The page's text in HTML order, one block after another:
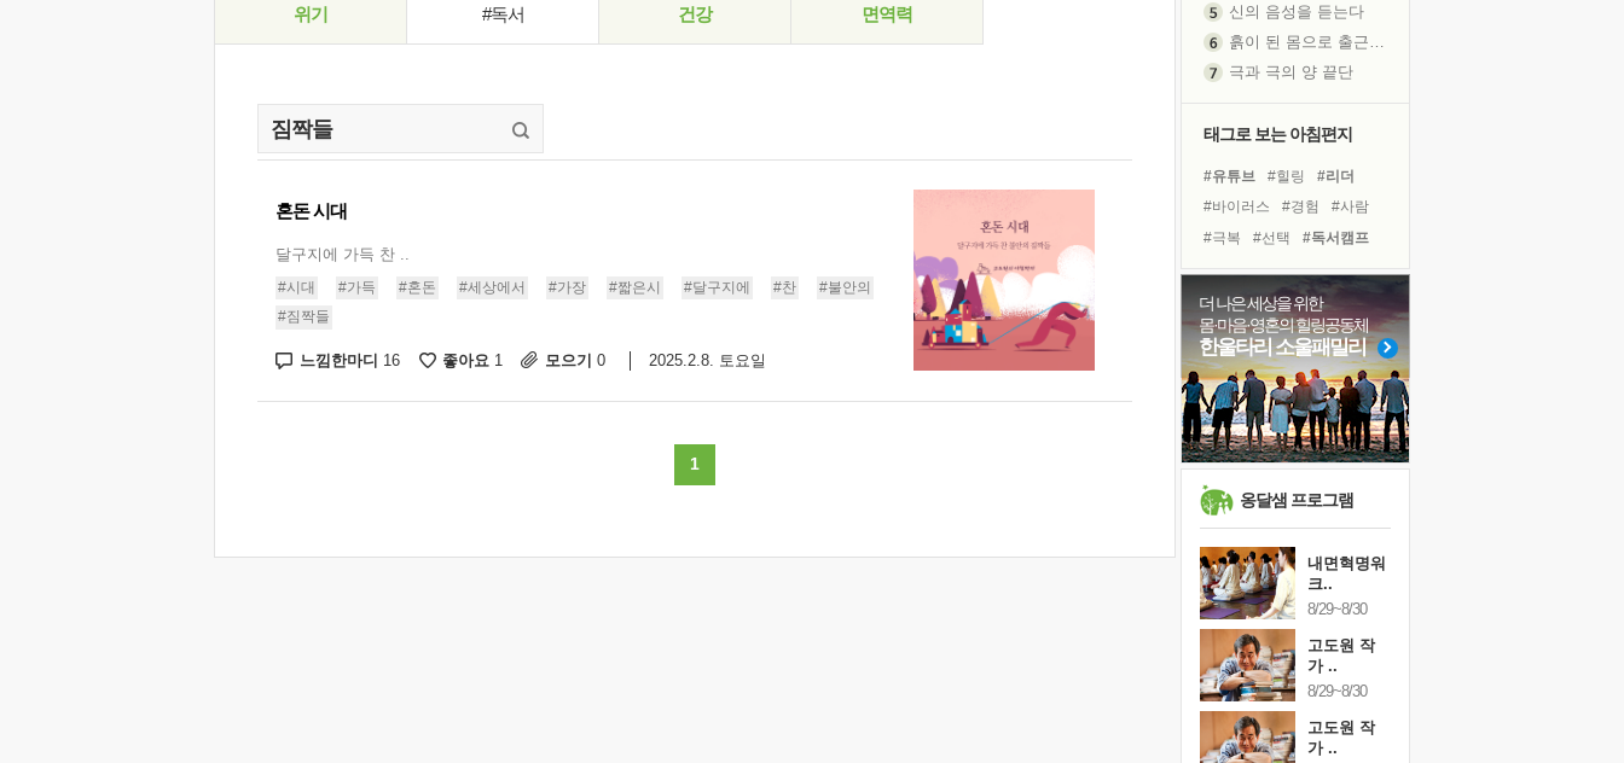
위기 #독서 건강 면역력
혼돈 시대
달구지에 가득 찬 ..
#시대 #가득 #혼돈 #세상에서 #가장 #짧은시 #달구지에 #찬
#불안의
#짐짝들
느낌한마디 16 좋아요 1 모으기 0 2025.2.8. 토요일
1
신의 음성을 듣는다
흙이 된 몸으로 출근하는 여자
극과 극의 양 끝단
아픈 아버지를 위한 공간 설계
슬럼프
보고 싶은 어머니
유년 시절의 부산 영도 바다
못된 꼰대들
너무 황홀한 꽃들이여!
희망이란
'모른다'는 것
태그로 보는 아침편지
#유튜브 #힐링
#리더
#바이러스
#경험
#사람
#극복
#선택
#독서캠프
#독서
#계획
#도움
#비전캠프
#나눔
#명상
#친구
#건강
#면역력
#아이들
#링컨학교 #삶
더 나은 세상을 위한
몸·마음·영혼의 힐링공동체
한울타리 소울패밀리
옹달샘 프로그램
내면혁명워
크..
8/29~8/30
고도원 작
가 ..
8/29~8/30
고도원 작
가 ..